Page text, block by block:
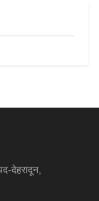
देहरादून,